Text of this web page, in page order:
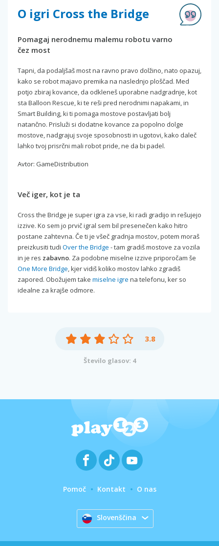
O igri Cross the Bridge
Pomagaj nerodnemu malemu robotu varno
čez most
Tapni, da podaljšaš most na ravno pravo dolžino, nato opazuj,
kako se robot majavo premika na naslednjo ploščad. Med
potjo zbiraj kovance, da odkleneš uporabne nadgradnje, kot
sta Balloon Rescue, ki te reši pred nerodnimi napakami, in
Smart Building, ki ti pomaga mostove postavljati bolj
natančno. Prisluži si dodatne kovance za popolno dolge
mostove, nadgrajuj svoje sposobnosti in ugotovi, kako daleč
lahko tvoj prisrčni mali robot pride, ne da bi padel.
Avtor: GameDistribution
Več iger, kot je ta
Cross the Bridge je super igra za vse, ki radi gradijo in rešujejo
izzive. Ko sem jo prvič igral sem bil presenečen kako hitro
postane zahtevna. Če ti je všeč gradnja mostov, potem moraš
preizkusiti tudi Over the Bridge - tam gradiš mostove za vozila
in je res zabavno. Za podobne miselne izzive priporočam še
One More Bridge, kjer vidiš koliko mostov lahko zgradiš
zapored. Obožujem take miselne igre na telefonu, ker so
idealne za krajše odmore.
3.8
Število glasov: 4
Pomoč Kontakt O nas
Slovenščina